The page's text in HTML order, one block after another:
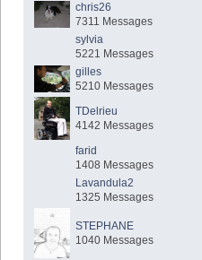
chris26
7311 Messages
sylvia
5221 Messages
gilles
5210 Messages
TDelrieu
4142 Messages
farid
1408 Messages
Lavandula2
1325 Messages
STEPHANE
1040 Messages